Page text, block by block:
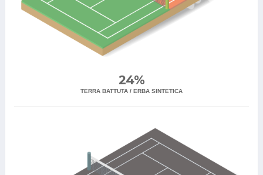
24%
TERRA BATTUTA / ERBA SINTETICA